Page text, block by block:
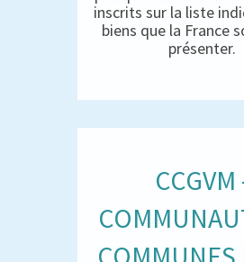
inscrits sur la liste
biens que la France
présenter.
CCGVM